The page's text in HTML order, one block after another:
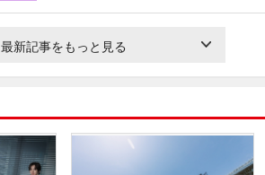
最新記事をもっと見る